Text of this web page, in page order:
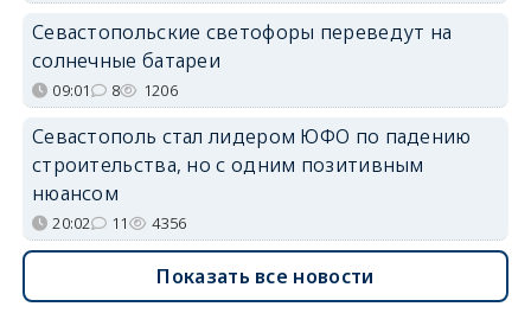
Севастопольские светофоры переведут на
солнечные батареи
09:01 8 1206
Севастополь стал лидером ЮФО по падению
строительства, но с одним позитивным
нюансом
20:02 11 4356
Показать все новости